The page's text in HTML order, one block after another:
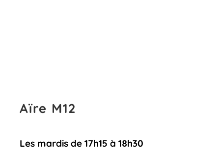
Aïre M12
Les mardis de 17h15 à 18h30